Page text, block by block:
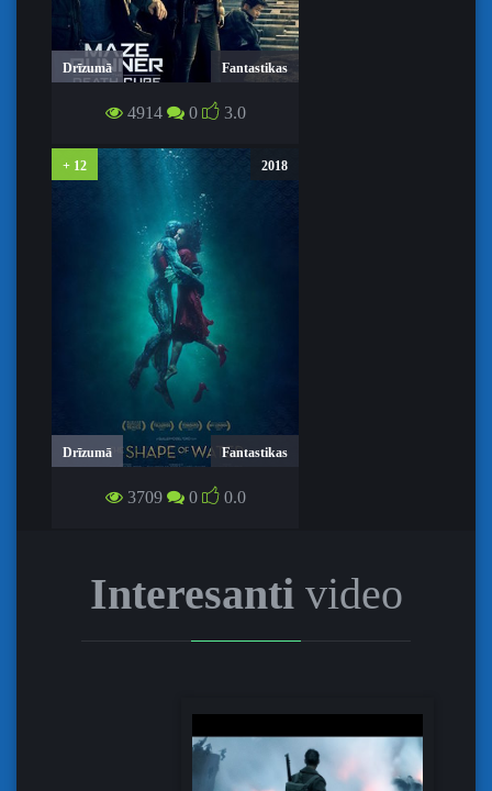
Drīzumā
Fantastikas
LABIRINTA SKRĒJĒJS: PRETNĀVES
ZĀLES / MAZE RUNNER: THE DEATH
4914 0 3.0
+ 12 2018
Drīzumā Fantastikas
ŪDENS FORMA / THE SHAPE OF
3709 0 0.0
Interesantivideo